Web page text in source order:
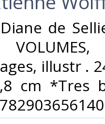
de
illustr .
cm *Tres